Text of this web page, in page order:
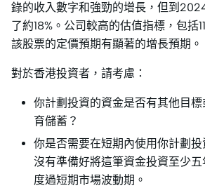
錄的收入數字和強勁的增長，但到
了約18%。公司較高的估值指標，包括
該股票的定價預期有顯著的增長預期。
對於香港投資者，請考慮：
你計劃投資的資金是否有其他目
育儲蓄？
你是否需要在短期內使用你計劃
沒有準備好將這筆資金投資至少
度過短期市場波動期。